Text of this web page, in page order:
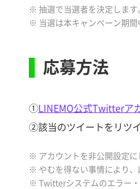
※ 抽選で当選者を決定します。
※ 当選は本キャンペーン期間
応募方法
①LINEMO公式Twitterア
②該当のツイートをリツ
※ アカウントを非公開設定に
※ やむを得ない事情により、
※ Twitterシステムのエラー